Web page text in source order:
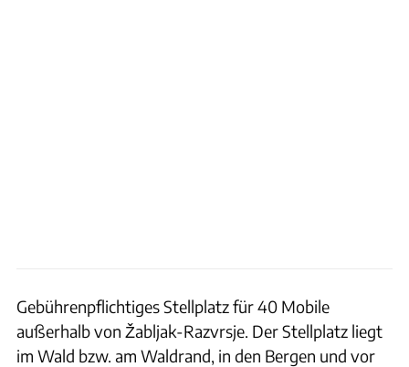
Gebührenpflichtiges Stellplatz für 40 Mobile
außerhalb von Žabljak-Razvrsje. Der Stellplatz liegt
im Wald bzw. am Waldrand, in den Bergen und vor